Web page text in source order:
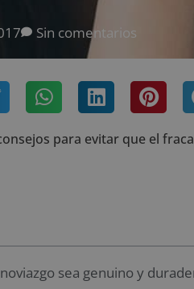
Sin comentarios
para evitar que el
sea genuino y